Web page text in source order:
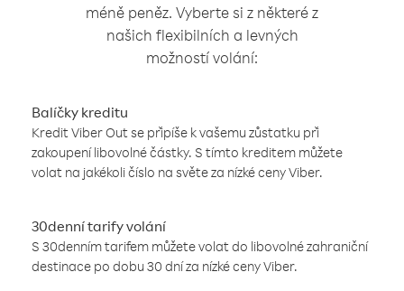
méně peněz. Vyberte si z některé z
našich flexibilních a levných
možností volání:
Balíčky kreditu
Kredit Viber Out se připíše k vašemu zůstatku při
zakoupení libovolné částky. S tímto kreditem můžete
volat na jakékoli číslo na světe za nízké ceny Viber.
30denní tarify volání
S 30denním tarifem můžete volat do libovolné zahraniční
destinace po dobu 30 dní za nízké ceny Viber.